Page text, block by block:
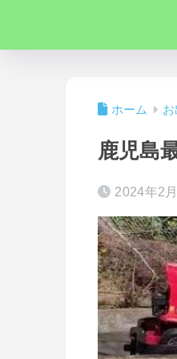
ホーム
鹿児島
2024年2